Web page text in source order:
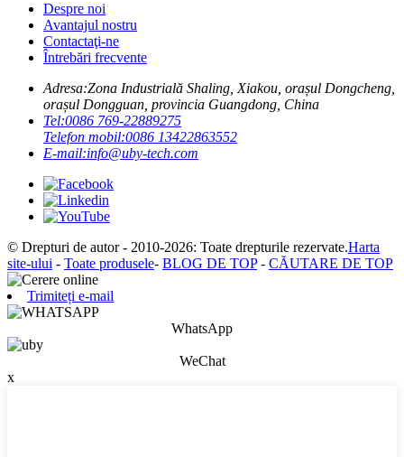
Despre noi
Avantajul nostru
Contactaţi-ne
Întrebări frecvente
Adresa:Zona Industrială Shaling, Xiakou, orașul Dongcheng,
orașul Dongguan, provincia Guangdong, China
Tel:0086 769-22889275
Telefon mobil:0086 13422863552
E-mail:info@uby-tech.com
© Drepturi de autor - 2010-2026: Toate drepturile rezervate.Harta
site-ului - Toate produsele- BLOG DE TOP- CĂUTARE DE TOP
Trimiteți e-mail
WhatsApp
WeChat
x